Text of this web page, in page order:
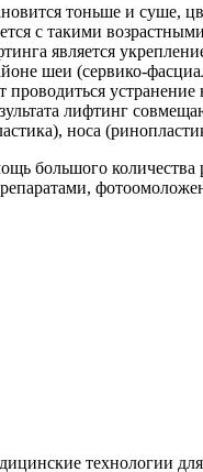
тоньше и суше,
с такими
является
шеи (сервико-
лифтинг
носа
большого
технологии